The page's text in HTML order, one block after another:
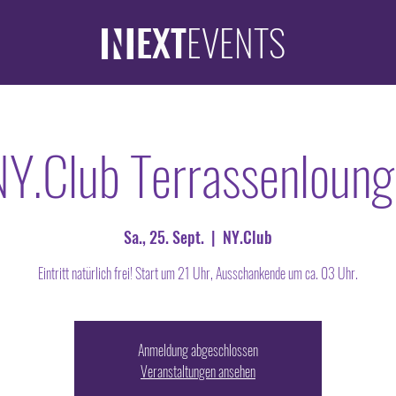
EXTEVENTS
Sa., 25. Sept.
  |
NY.Club
Eintritt natürlich frei! Start um 21 Uhr, Ausschankende um ca. 03 Uhr.
Anmeldung abgeschlossen
Veranstaltungen ansehen